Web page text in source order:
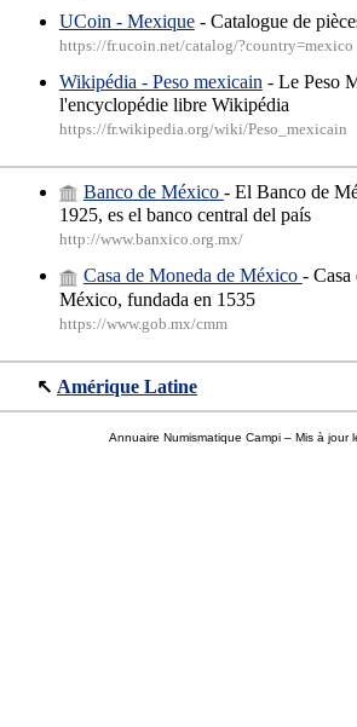
UCoin - Mexique- Catalogue de
https://fr.ucoin.net/catalog/?country=mexico
Wikipédia - Peso mexicain - Le Peso
l'encyclopédie libre Wikipédia
https://fr.wikipedia.org/wiki/Peso_mexicain
Banco de México - El Banco de
1925, es el banco central del país
http://www.banxico.org.mx/
Casa de Moneda de México - Casa
México, fundada en 1535
https://www.gob.mx/cmm
↖ Amérique Latine
Annuaire Numismatique Campi– Mis à jour